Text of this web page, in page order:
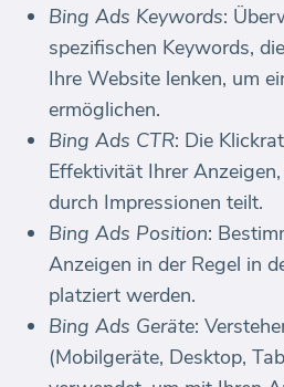
Bing Ads Keywords:
spezifischen Keywords,
Ihre Website lenken, um
ermöglichen.
Bing Ads CTR: Die
Effektivität Ihrer
durch Impressionen teilt.
Bing Ads Position:
Anzeigen in der Regel in
platziert werden.
Bing Ads Geräte:
(Mobilgeräte, Desktop,